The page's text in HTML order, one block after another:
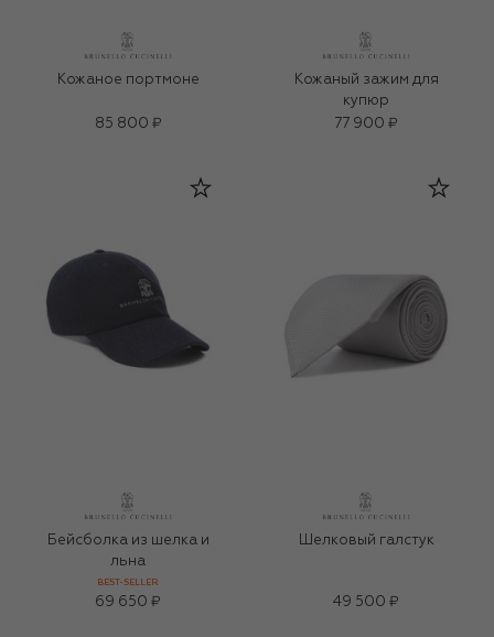
Кожаное портмоне
85 800 ₽
Кожаный зажим для
купюр
77 900 ₽
Бейсболка из шелка и
льна
BEST-SELLER
69 650 ₽
Шелковый галстук
49 500 ₽